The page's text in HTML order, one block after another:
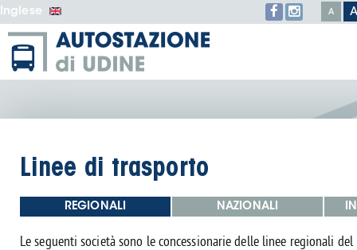
Inglese A A
Linee di trasporto
REGIONALI NAZIONALI
Le seguenti società sono le concessionarie delle linee regionali